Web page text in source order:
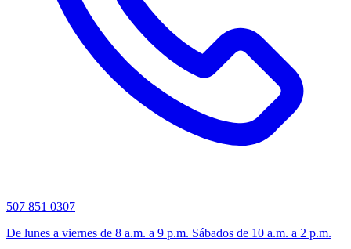
507 851 0307
De lunes a viernes de 8 a.m. a 9 p.m. Sábados de 10 a.m. a 2 p.m.